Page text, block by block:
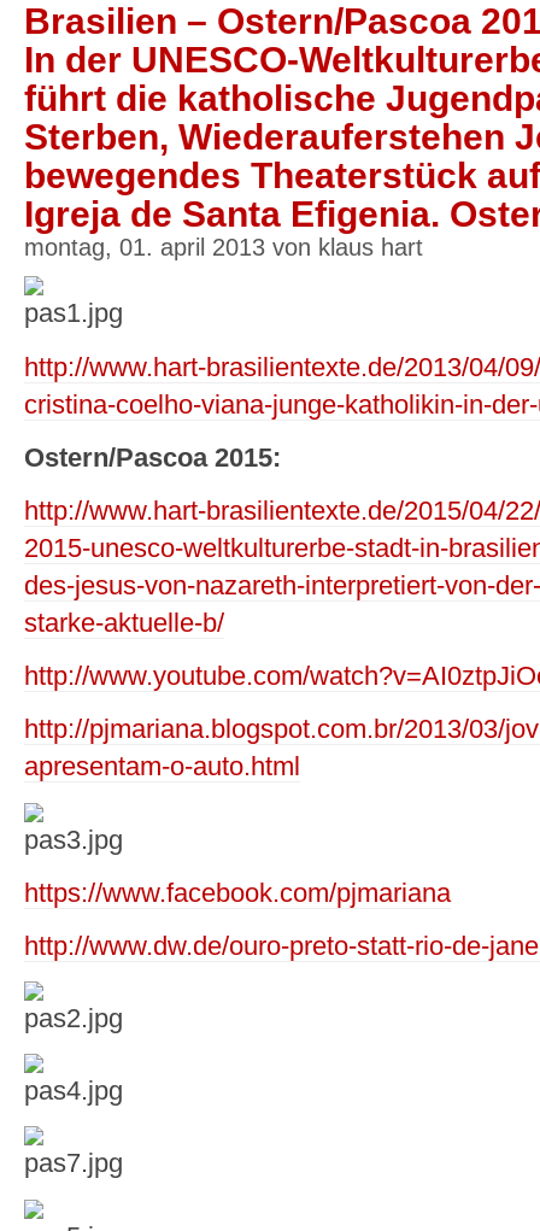
Brasilien – Ostern/Pascoa
In der UNESCO-
führt die katholische
Sterben, Wiederauferstehen
bewegendes Theaterstück
Igreja de Santa Efigenia.
montag, 01. april 2013 von klaus hart
http://www.hart-brasilientexte.de/2013/04/
cristina-coelho-viana-junge-katholikin-in-
Ostern/Pascoa 2015:
http://www.hart-brasilientexte.de/2015/04/
2015-unesco-weltkulturerbe-stadt-in-
des-jesus-von-nazareth-interpretiert-von-
starke-aktuelle-b/
http://www.youtube.com/
http://pjmariana.blogspot.com.br/2013/03/
apresentam-o-auto.html
https://www.facebook.com/pjmariana
http://www.dw.de/ouro-preto-statt-rio-de-